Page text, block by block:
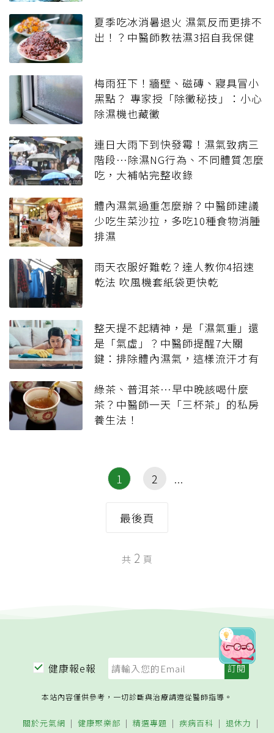
夏季吃冰消暑退火 濕氣反而更排不
出！？中醫師教祛濕3招自我保健
梅雨狂下！牆壁、磁磚、寢具冒小
黑點？ 專家授「除黴秘技」：小心
除濕機也藏黴
連日大雨下到快發霉！濕氣致病三
階段…除濕NG行為、不同體質怎麼
吃，大補帖完整收錄
體內濕氣過重怎麼辦？中醫師建議
少吃生菜沙拉，多吃10種食物消腫
排濕
雨天衣服好難乾？達人教你4招速
乾法 吹風機套紙袋更快乾
整天提不起精神，是「濕氣重」還
是「氣虛」？中醫師提醒7大關
鍵：排除體內濕氣，這樣流汗才有
綠茶、普洱茶…早中晚該喝什麼
茶？中醫師一天「三杯茶」的私房
養生法！
1 2
最後頁
共 2 頁
健康報e報
本站內容僅供參考，一切診斷與治療請遵從醫師指導。
關於元氣網 健康聚樂部 精選專題 疾病百科 退休力